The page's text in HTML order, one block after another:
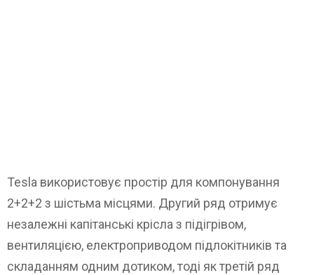
Tesla використовує простір для компонування
2+2+2 з шістьма місцями. Другий ряд отримує
незалежні капітанські крісла з підігрівом,
вентиляцією, електроприводом підлокітників та
складанням одним дотиком, тоді як третій ряд